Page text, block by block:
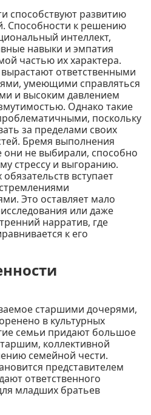
способствуют развитию
Способности к решению
интеллект,
навыки и эмпатия
частью их характера.
ответственными
умеющими справляться
и высоким давлением
Однако такие
поскольку
за пределами своих
Бремя выполнения
они не выбирали, способно
стрессу и выгоранию.
вступает
Это оставляет мало
или даже
нарратив, где
к его
старшими дочерями,
в культурных
семьи придают большое
коллективной
семейной чести.
представителем
ответственного
младших братьев